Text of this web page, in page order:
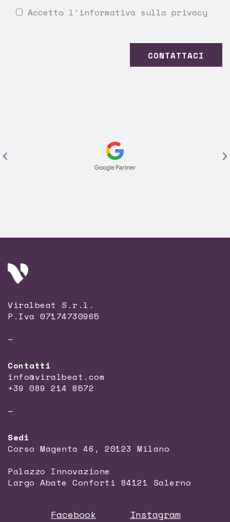
Accetto l' informativa sulla privacy
Viralbeat S.r.l.
P.Iva 07174730965
—
Contatti
info@viralbeat.com
+39 089 214 8572
—
Sedi
Corso Magenta 46, 20123 Milano
Palazzo Innovazione
Largo Abate Conforti 84121 Salerno
Facebook Instagram